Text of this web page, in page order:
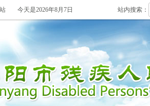
今天是2026年8月7日 站内搜索：